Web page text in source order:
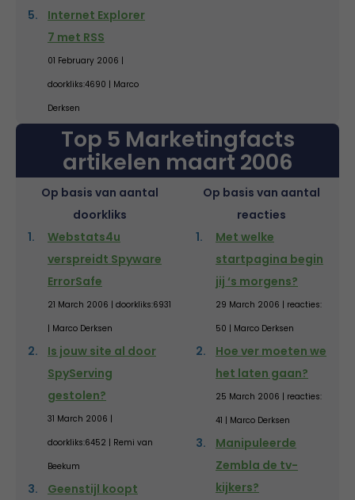
Internet Explorer
7 met RSS
01 February 2006 |
doorkliks:4690 | Marco
Derksen
Top 5 Marketingfacts
artikelen maart 2006
Op basis van aantal
doorkliks
Webstats4u
verspreidt Spyware
ErrorSafe
21 March 2006 | doorkliks:6931
| Marco Derksen
Is jouw site al door
SpyServing
gestolen?
31 March 2006 |
doorkliks:6452 | Remi van
Beekum
Geenstijl koopt
Op basis van aantal
reacties
Met welke
startpagina begin
jij ‘s morgens?
29 March 2006 | reacties:
50 | Marco Derksen
Hoe ver moeten we
het laten gaan?
25 March 2006 | reacties:
41 | Marco Derksen
Manipuleerde
Zembla de tv-
kijkers?